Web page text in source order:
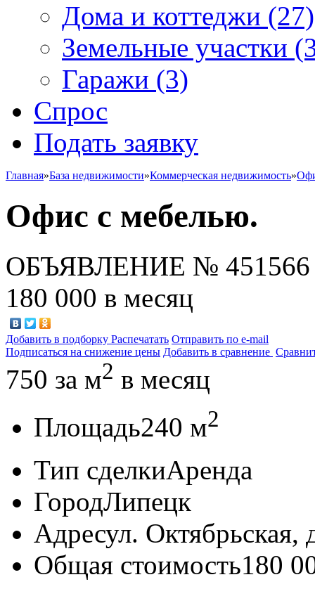
Дома и коттеджи (27)
Земельные участки
Гаражи (3)
Спрос
Подать заявку
Главная»База недвижимости»Коммерческая недвижимость»
Офис с мебелью.
ОБЪЯВЛЕНИЕ № 451566
180 000 в месяц
Добавить в подборку Распечатать Отправить по e-mail
Подписаться на снижение цены Добавить в сравнение
750 за м2 в месяц
Площадь240 м2
Тип сделкиАренда
ГородЛипецк
Адресул. Октябрьская,
Общая стоимость180